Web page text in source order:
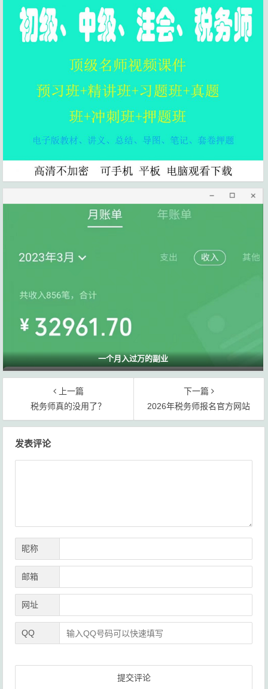
一个月入过万的副业
上一篇
税务师真的没用了？
下一篇
2026年税务师报名官方网站
发表评论
昵称
邮箱
网址
QQ